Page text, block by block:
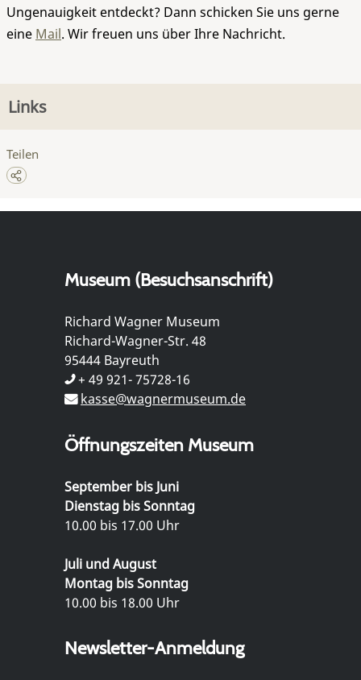
Ungenauigkeit entdeckt? Dann schicken Sie uns gerne
eine Mail. Wir freuen uns über Ihre Nachricht.
Links
Teilen
Museum (Besuchsanschrift)
Richard Wagner Museum
Richard-Wagner-Str. 48
95444 Bayreuth
+ 49 921- 75728-16
kasse@wagnermuseum.de
Öffnungszeiten Museum
September bis Juni
Dienstag bis Sonntag
10.00 bis 17.00 Uhr
Juli und August
Montag bis Sonntag
10.00 bis 18.00 Uhr
Newsletter-Anmeldung